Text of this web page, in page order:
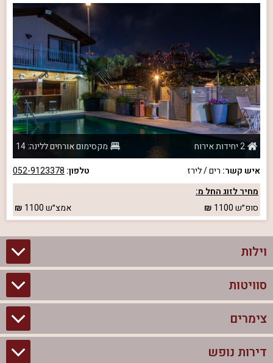
2 יחידות אירוח
מקסימום אורחים ללינה: 14
איש קשר: רים / לירז טלפון: 052-9123378
מחיר לזוג החל מ:
סופ״ש1100 אמצ״ש1100
וילות
וילות בצפון
וילות להשכרה
סוויטות
סוויטות בצפון
צימרים לזוגות עם בריכה פרטית
צימרים
צימרים בצפון
דירות נופש